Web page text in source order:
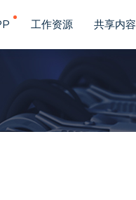
工作资源 共享内容